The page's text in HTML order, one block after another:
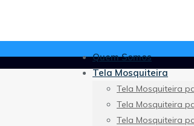
Quem Somos
Tela Mosquiteira
Tela Mosquiteira
Tela Mosquiteira
Tela Mosquiteira